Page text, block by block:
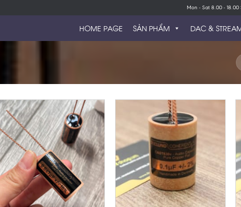
Mon - Sat 8.00 - 18.00
HOME PAGE SẢN PHẨM DAC &
+ +